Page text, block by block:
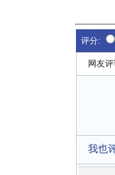
评分:
网友评
我也